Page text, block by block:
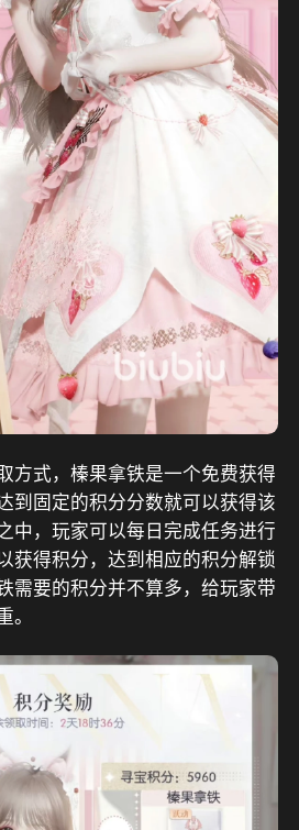
方式，榛果拿铁是一个免费获得
到固定的积分分数就可以获得该
中，玩家可以每日完成任务进行
获得积分，达到相应的积分解锁
需要的积分并不算多，给玩家带
。